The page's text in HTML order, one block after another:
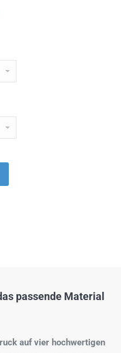
passende Material
auf vier hochwertigen